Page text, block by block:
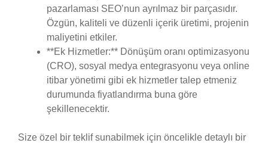
pazarlaması SEO’nun ayrılmaz bir parçasıdır.
Özgün, kaliteli ve düzenli içerik üretimi, projenin
maliyetini etkiler.
**Ek Hizmetler:** Dönüşüm oranı optimizasyonu
(CRO), sosyal medya entegrasyonu veya online
itibar yönetimi gibi ek hizmetler talep etmeniz
durumunda fiyatlandırma buna göre
şekillenecektir.
Size özel bir teklif sunabilmek için öncelikle detaylı bir